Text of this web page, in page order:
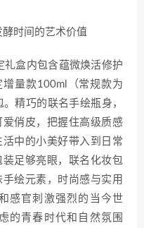
时间的艺术价值
礼盒内包含蕴微焕活修护
量款100ml（常规款为
精巧的联名手绘瓶身，
俏皮，把握住高级质感
中的小美好带入到日常
足够亮眼，联名化妆包
手绘元素，时尚感与实用
感官刺激强烈的当今世
的青春时代和自然氛围